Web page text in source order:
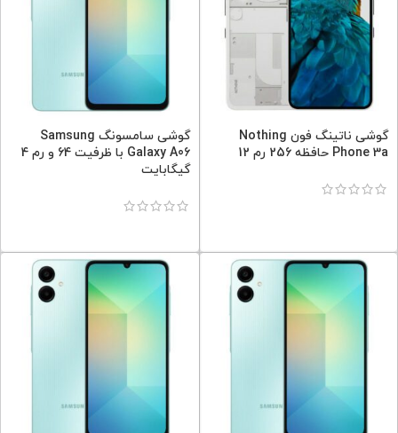
گوشی ناتینگ فون Nothing
Phone 3a حافظه 256 رم 12
گوشی سامسونگ Samsung
Galaxy A06 با ظرفیت 64 و رم 4
گیگابایت